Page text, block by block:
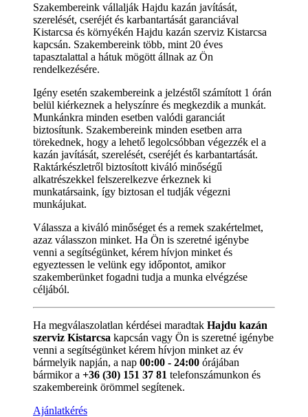
Szakembereink vállalják Hajdu kazán javítását,
szerelését, cseréjét és karbantartását garanciával
Kistarcsa és környékén Hajdu kazán szerviz Kistarcsa
kapcsán. Szakembereink több, mint 20 éves
tapasztalattal a hátuk mögött állnak az Ön
rendelkezésére.
Igény esetén szakembereink a jelzéstől számított 1 órán
belül kiérkeznek a helyszínre és megkezdik a munkát.
Munkánkra minden esetben valódi garanciát
biztosítunk. Szakembereink minden esetben arra
törekednek, hogy a lehető legolcsóbban végezzék el a
kazán javítását, szerelését, cseréjét és karbantartását.
Raktárkészletről biztosított kiváló minőségű
alkatrészekkel felszerelkezve érkeznek ki
munkatársaink, így biztosan el tudják végezni
munkájukat.
Válassza a kiváló minőséget és a remek szakértelmet,
azaz válasszon minket. Ha Ön is szeretné igénybe
venni a segítségünket, kérem hívjon minket és
egyeztessen le velünk egy időpontot, amikor
szakemberünket fogadni tudja a munka elvégzése
céljából.
Ha megválaszolatlan kérdései maradtak Hajdu kazán
szerviz Kistarcsa kapcsán vagy Ön is szeretné igénybe
venni a segítségünket kérem hívjon minket az év
bármelyik napján, a nap 00:00 - 24:00 órájában
bármikor a +36 (30) 151 37 81 telefonszámunkon és
szakembereink örömmel segítenek.
Ajánlatkérés